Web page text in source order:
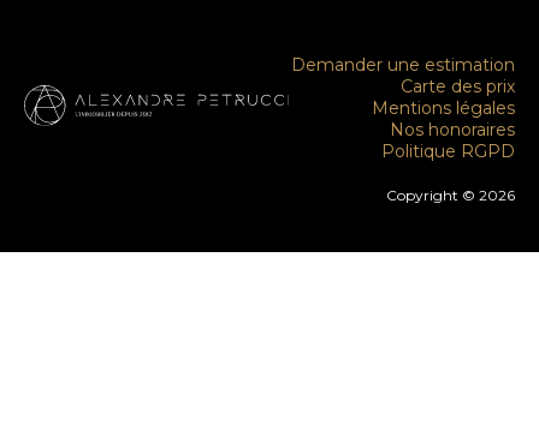
Demander une estimation
Carte des prix
Mentions légales
Nos honoraires
Politique RGPD
Copyright © 2026